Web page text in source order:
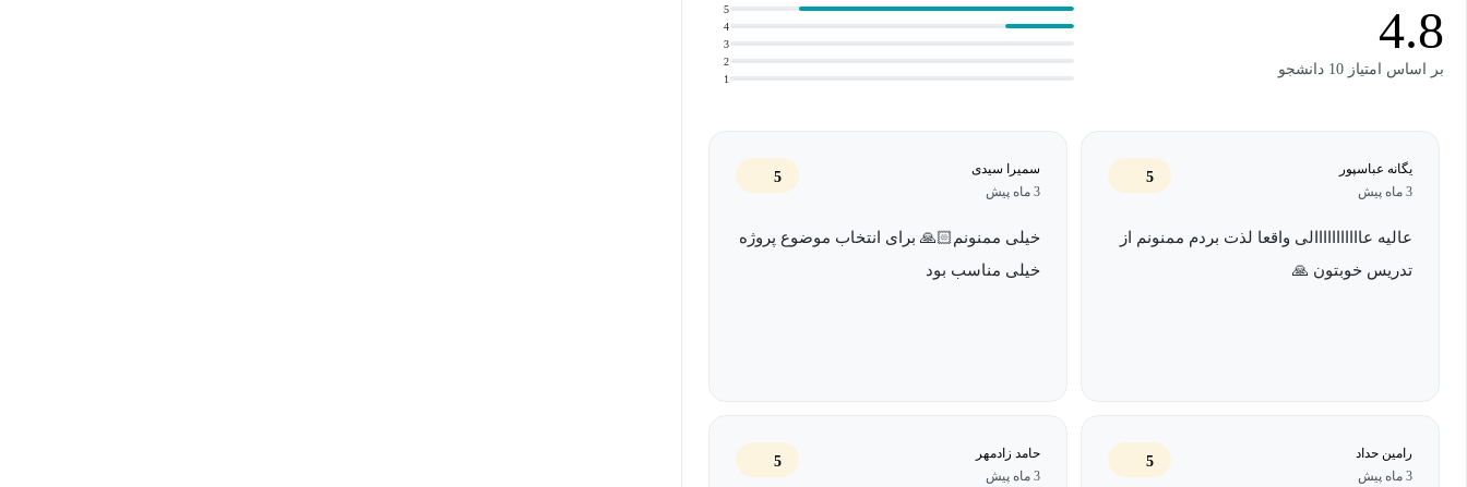
4.8
بر اساس امتیاز 10 دانشجو
1
2
3
4
5
یگانه عباسپور
3 ماه پیش
5
عالیه عااااااااااالی واقعا لذت بردم ممنونم از
تدریس خوبتون 🙏
سمیرا سیدی
3 ماه پیش
5
خیلی ممنونم🙏🏻 برای انتخاب موضوع پروژه
خیلی مناسب بود
رامین حداد
3 ماه پیش
5
حامد زادمهر
3 ماه پیش
5